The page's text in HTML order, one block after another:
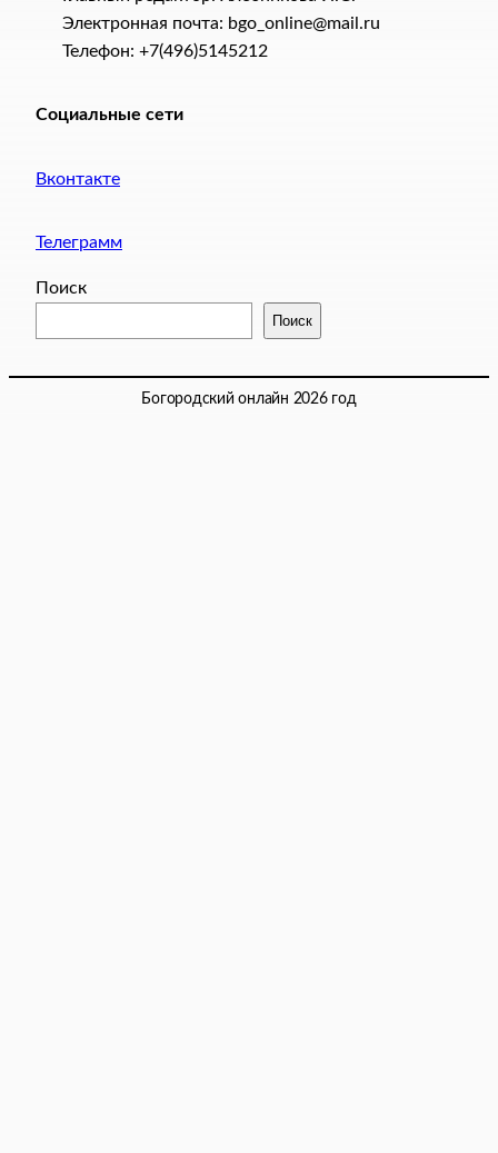
Электронная почта: bgo_online@mail.ru
Телефон: +7(496)5145212
Социальные сети
Вконтакте
Телеграмм
Поиск
Поиск
Богородский онлайн 2026 год